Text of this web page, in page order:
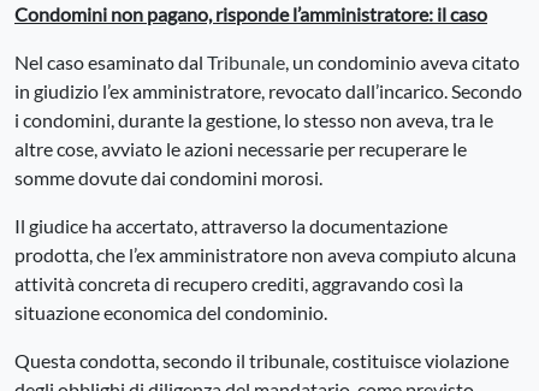
Condomini non pagano, risponde l’amministratore: il caso
Nel caso esaminato dal Tribunale , un condominio aveva citato
in giudizio l’ex amministratore, revocato dall’incarico. Secondo
i condomini, durante la gestione, lo stesso non aveva, tra le
altre cose, avviato le azioni necessarie per recuperare le
somme dovute dai condomini morosi.
Il giudice ha accertato, attraverso la documentazione
prodotta, che l’ex amministratore non aveva compiuto alcuna
attività concreta di recupero crediti, aggravando così la
situazione economica del condominio.
Questa condotta, secondo il tribunale, costituisce violazione